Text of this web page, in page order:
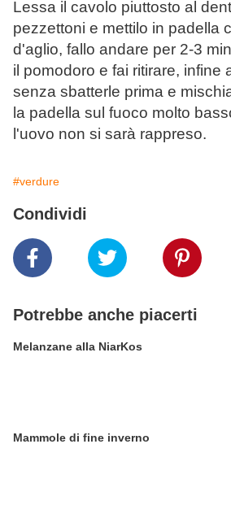
Lessa il cavolo piuttosto al
pezzettoni e mettilo in padella
d'aglio, fallo andare per 2-3
il pomodoro e fai ritirare, infine
senza sbatterle prima e
la padella sul fuoco molto
l'uovo non si sarà rappreso.
#verdure
Condividi
Potrebbe anche piacerti
Melanzane alla NiarKos
Mammole di fine inverno